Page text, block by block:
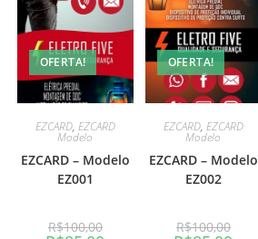
OFERTA!
EZCARD, EZCARD
Modelo
EZCARD – Modelo
EZ001
R$100,00
OFERTA!
EZCARD, EZCARD
Modelo
EZCARD – Modelo
EZ002
R$100,00